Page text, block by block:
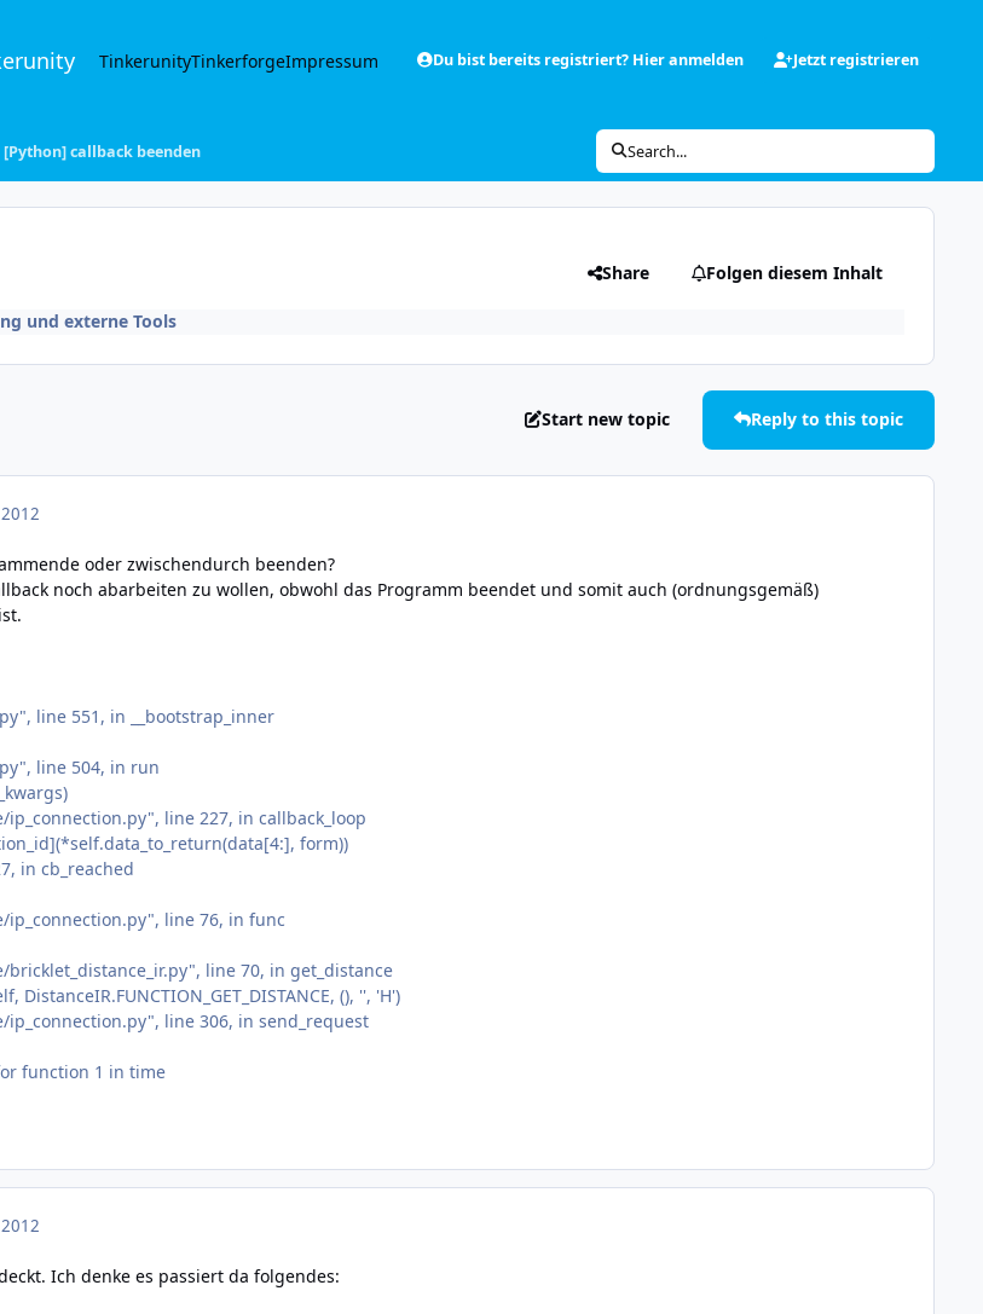
TinkerunityTinkerforgeImpressum Du bist bereits registriert? Hier anmelden Jetzt registrieren
[Python] callback beenden Search...
Share Folgen diesem Inhalt
und externe Tools
Start new topic Reply to this topic
oder zwischendurch beenden?
noch abarbeiten zu wollen, obwohl das Programm beendet und somit auch (ordnungsgemäß)
line 551, in __bootstrap_inner
line 504, in run
line 227, in callback_loop
form))
in cb_reached
line 76, in func
line 70, in get_distance
(), '', 'H')
line 306, in send_request
function 1 in time
Ich denke es passiert da folgendes: